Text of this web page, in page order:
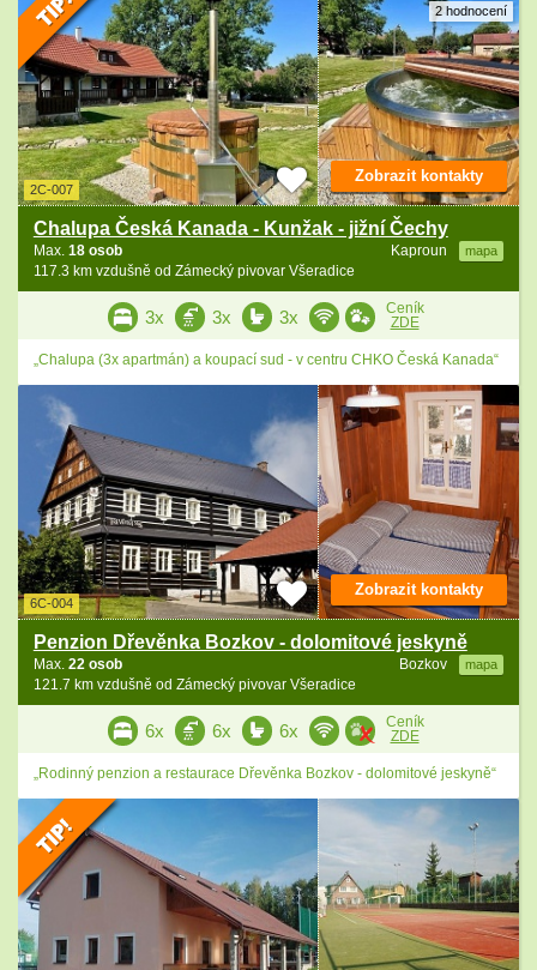
2 hodnocení
2C-007
Chalupa Česká Kanada - Kunžak - jižní Čechy
Kaproun mapa
Max. 18 osob
117.3 km vzdušně od Zámecký pivovar Všeradice
Zobrazit kontakty
3x 3x 3x
Ceník
ZDE
„Chalupa (3x apartmán) a koupací sud - v centru CHKO Česká Kanada“
6C-004
Penzion Dřevěnka Bozkov - dolomitové jeskyně
Bozkov mapa
Max. 22 osob
121.7 km vzdušně od Zámecký pivovar Všeradice
Zobrazit kontakty
6x 6x 6x
Ceník
ZDE
„Rodinný penzion a restaurace Dřevěnka Bozkov - dolomitové jeskyně“